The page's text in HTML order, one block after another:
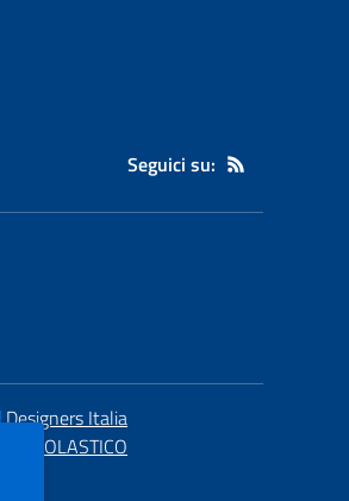
Seguici su:
Designers Italia
SCUOLASTICO